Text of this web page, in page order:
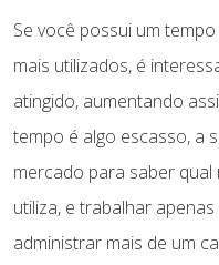
Se você possui um
mais utilizados, é
atingido, aumentando
tempo é algo escasso, a
mercado para saber qual
utiliza, e trabalhar
administrar mais de um